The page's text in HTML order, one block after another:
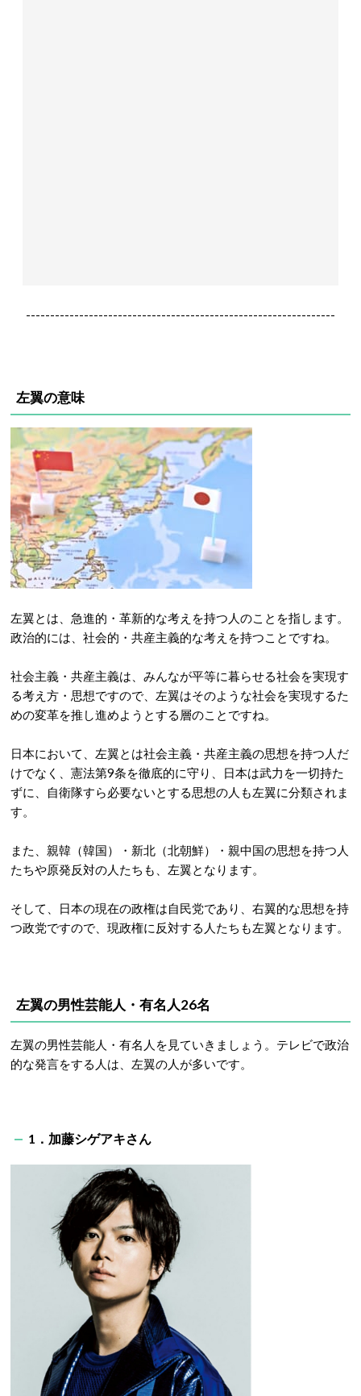
----------------------------------------------------------------
左翼の意味
左翼とは、急進的・革新的な考えを持つ人のことを指します。
政治的には、社会的・共産主義的な考えを持つことですね。
社会主義・共産主義は、みんなが平等に暮らせる社会を実現す
る考え方・思想ですので、左翼はそのような社会を実現するた
めの変革を推し進めようとする層のことですね。
日本において、左翼とは社会主義・共産主義の思想を持つ人だ
けでなく、憲法第9条を徹底的に守り、日本は武力を一切持た
ずに、自衛隊すら必要ないとする思想の人も左翼に分類されま
す。
また、親韓（韓国）・新北（北朝鮮）・親中国の思想を持つ人
たちや原発反対の人たちも、左翼となります。
そして、日本の現在の政権は自民党であり、右翼的な思想を持
つ政党ですので、現政権に反対する人たちも左翼となります。
左翼の男性芸能人・有名人26名
左翼の男性芸能人・有名人を見ていきましょう。テレビで政治
的な発言をする人は、左翼の人が多いです。
1．加藤シゲアキさん